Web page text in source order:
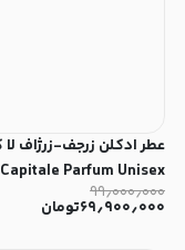
Capitale Parfum Unisex
۹۹٫۰۰۰٫۰۰۰
۶۹٫۹۰۰٫۰۰۰تومان